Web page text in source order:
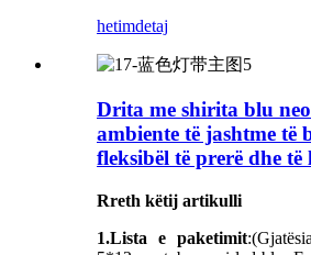
hetimdetaj
Drita me shirita blu
ambiente të jashtme të
fleksibël të prerë dhe
Rreth këtij artikulli
1.Lista e paketimit